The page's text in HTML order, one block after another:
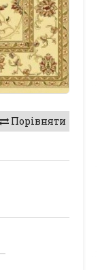
Порівняти